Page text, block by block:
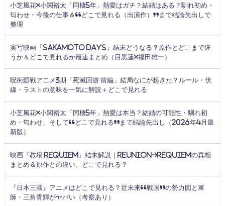
小芝風花×小関裕太「同棲5年」熱愛はガチ？結婚はある？馴れ初め・
匂わせ・今後の仕事＆“どこで見れる（出演作）”まで結論先出しで
整理
実写映画『SAKAMOTO DAYS』結末どうなる？原作とどこまで違
うか＆どこで見れるか最速まとめ（目黒蓮×福田雄一）
呪術廻戦アニメ3期「死滅回游 前編」結局なにが起きた？ルール・伏
線・ラストの意味を一気に解説＋どこで見れる
小芝風花×小関裕太「同棲5年」熱愛は本当？結婚の可能性・馴れ初
め・匂わせ、そして“どこで見れる”まで結論先出し（2026年4月最
新版）
映画『教場 Requiem』結末解説｜Reunion→Requiemの真相
まとめ＆原作との違い、どこで見れる？
『日本三國』アニメはどこで見れる？近未来“戦国”の勢力図と軍
師・三角青輝がヤバい（考察あり）